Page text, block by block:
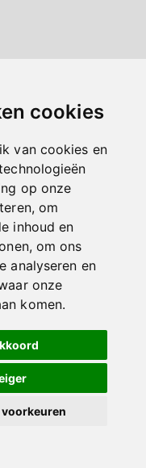
cookies
van cookies en
op onze
om
inhoud en
om ons
analyseren en
onze
komen.
realisatieSieronline B.V.